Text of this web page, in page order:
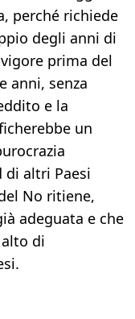
perché richiede
degli anni di
prima del
anni, senza
e la
un
altri Paesi
No ritiene,
adeguata e che
di